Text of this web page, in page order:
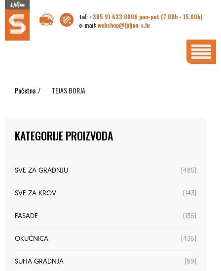
tel: +385 91 633 0006 pon-pet (7.00h - 15.00h)
e-mail:webshop@ljiljan-s.hr
Početna / TEJAS BORJA
KATEGORIJE PROIZVODA
SVE ZA GRADNJU (485)
SVE ZA KROV (143)
FASADE (136)
OKUĆNICA (436)
SUHA GRADNJA (89)